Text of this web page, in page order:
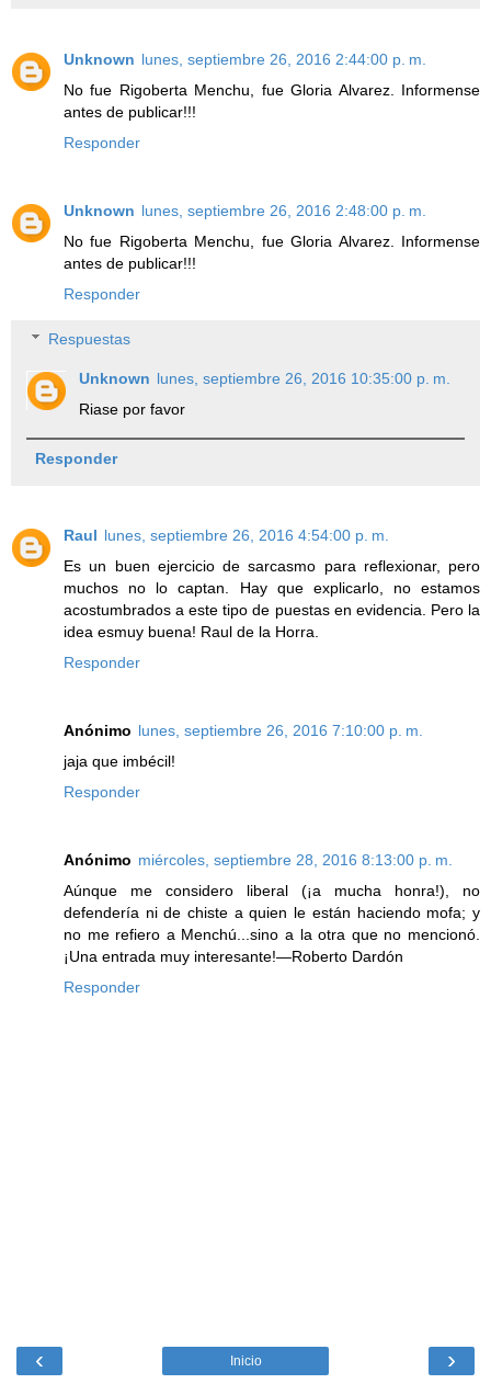
Unknown lunes, septiembre 26, 2016 2:44:00 p. m.
No fue Rigoberta Menchu, fue Gloria Alvarez. Informense
antes de publicar!!!
Responder
Unknown lunes, septiembre 26, 2016 2:48:00 p. m.
No fue Rigoberta Menchu, fue Gloria Alvarez. Informense
antes de publicar!!!
Responder
Respuestas
Unknown lunes, septiembre 26, 2016 10:35:00 p. m.
Riase por favor
Responder
Raul lunes, septiembre 26, 2016 4:54:00 p. m.
Es un buen ejercicio de sarcasmo para reflexionar, pero
muchos no lo captan. Hay que explicarlo, no estamos
acostumbrados a este tipo de puestas en evidencia. Pero la
idea esmuy buena! Raul de la Horra.
Responder
Anónimo lunes, septiembre 26, 2016 7:10:00 p. m.
jaja que imbécil!
Responder
Anónimo miércoles, septiembre 28, 2016 8:13:00 p. m.
Aúnque me considero liberal (¡a mucha honra!), no
defendería ni de chiste a quien le están haciendo mofa; y
no me refiero a Menchú...sino a la otra que no mencionó.
¡Una entrada muy interesante!—Roberto Dardón
Responder
‹ ›
Inicio